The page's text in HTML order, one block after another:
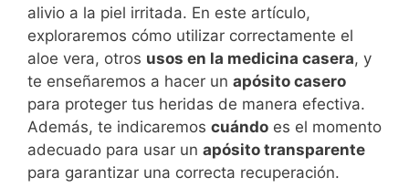
alivio a la piel irritada. En este artículo,
exploraremos cómo utilizar correctamente el
aloe vera, otros usos en la medicina casera, y
te enseñaremos a hacer un apósito casero
para proteger tus heridas de manera efectiva.
Además, te indicaremos cuándo es el momento
adecuado para usar un apósito transparente
para garantizar una correcta recuperación.